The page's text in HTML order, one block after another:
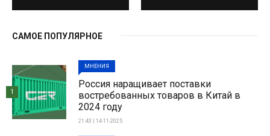
САМОЕ ПОПУЛЯРНОЕ
МНЕНИЯ
Россия наращивает поставки
востребованных товаров в Китай в
2024 году
21:43 | 14-11-2025
1